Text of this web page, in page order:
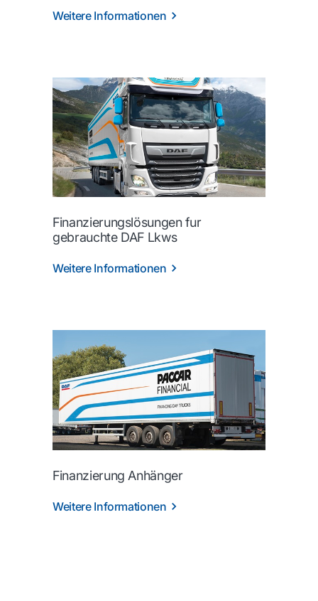
Weitere Informationen
Finanzierungslösungen fur
gebrauchte DAF Lkws
Weitere Informationen
Finanzierung Anhänger
Weitere Informationen